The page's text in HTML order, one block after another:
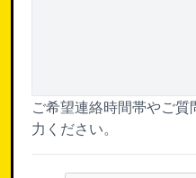
ご希望連絡時間帯やご
力ください。